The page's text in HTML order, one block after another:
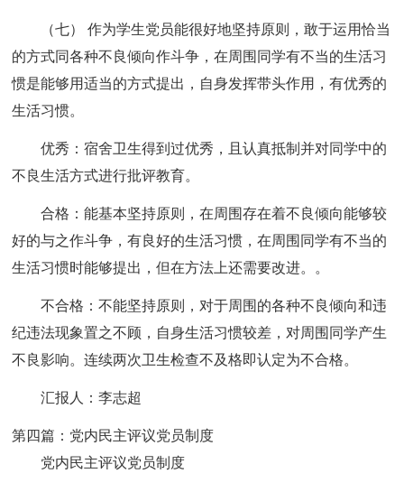
（七） 作为学生党员能很好地坚持原则，敢于运用恰当
的方式同各种不良倾向作斗争，在周围同学有不当的生活习
惯是能够用适当的方式提出，自身发挥带头作用，有优秀的
生活习惯。
优秀：宿舍卫生得到过优秀，且认真抵制并对同学中的
不良生活方式进行批评教育。
合格：能基本坚持原则，在周围存在着不良倾向能够较
好的与之作斗争，有良好的生活习惯，在周围同学有不当的
生活习惯时能够提出，但在方法上还需要改进。。
不合格：不能坚持原则，对于周围的各种不良倾向和违
纪违法现象置之不顾，自身生活习惯较差，对周围同学产生
不良影响。连续两次卫生检查不及格即认定为不合格。
汇报人：李志超
第四篇：党内民主评议党员制度
党内民主评议党员制度